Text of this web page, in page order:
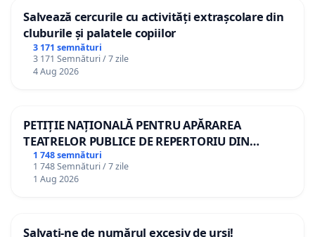
Salvează cercurile cu activități extrașcolare din
cluburile și palatele copiilor
3 171 semnături
3 171 Semnături / 7 zile
4 Aug 2026
PETIȚIE NAȚIONALĂ PENTRU APĂRAREA
TEATRELOR PUBLICE DE REPERTORIU DIN
ROMÂNIA
1 748 semnături
1 748 Semnături / 7 zile
1 Aug 2026
Salvați-ne de numărul excesiv de urși!